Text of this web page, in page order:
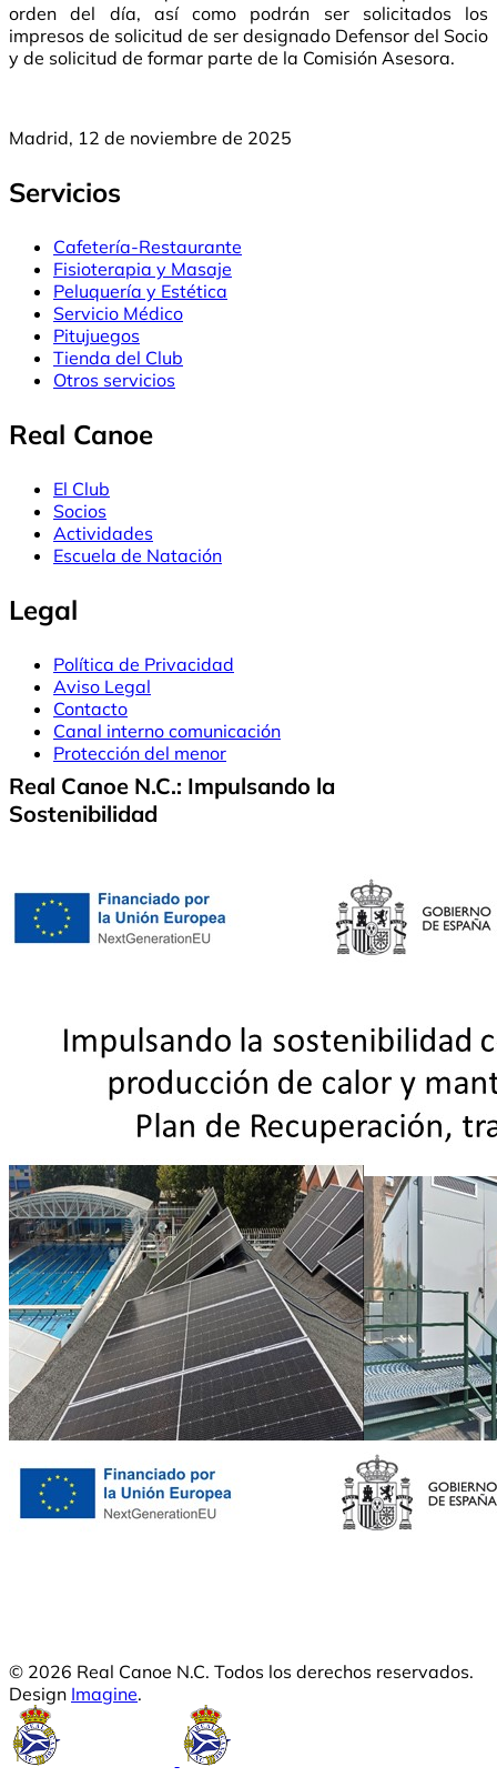
orden del día, así como podrán ser solicitados los
impresos de solicitud de ser designado Defensor del Socio
y de solicitud de formar parte de la Comisión Asesora.
Madrid, 12 de noviembre de 2025
Servicios
Cafetería-Restaurante
Fisioterapia y Masaje
Peluquería y Estética
Servicio Médico
Pitujuegos
Tienda del Club
Otros servicios
Real Canoe
El Club
Socios
Actividades
Escuela de Natación
Legal
Política de Privacidad
Aviso Legal
Contacto
Canal interno comunicación
Protección del menor
Real Canoe N.C.: Impulsando la
Sostenibilidad
© 2026 Real Canoe N.C. Todos los derechos reservados.
Design Imagine.